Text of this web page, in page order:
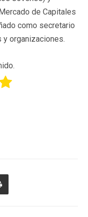
de Capitales
como secretario
y organizaciones.